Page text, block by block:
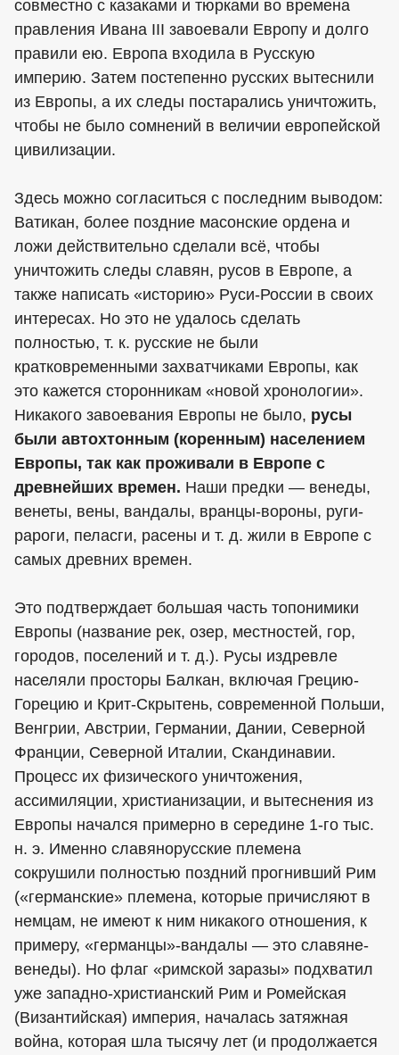
совместно с казаками и тюрками во времена
правления Ивана III завоевали Европу и долго
правили ею. Европа входила в Русскую
империю. Затем постепенно русских вытеснили
из Европы, а их следы постарались уничтожить,
чтобы не было сомнений в величии европейской
цивилизации.
Здесь можно согласиться с последним выводом:
Ватикан, более поздние масонские ордена и
ложи действительно сделали всё, чтобы
уничтожить следы славян, русов в Европе, а
также написать «историю» Руси-России в своих
интересах. Но это не удалось сделать
полностью, т. к. русские не были
кратковременными захватчиками Европы, как
это кажется сторонникам «новой хронологии».
Никакого завоевания Европы не было, русы
были автохтонным (коренным) населением
Европы, так как проживали в Европе с
древнейших времен. Наши предки — венеды,
венеты, вены, вандалы, вранцы-вороны, руги-
рароги, пеласги, расены и т. д. жили в Европе с
самых древних времен.
Это подтверждает большая часть топонимики
Европы (название рек, озер, местностей, гор,
городов, поселений и т. д.). Русы издревле
населяли просторы Балкан, включая Грецию-
Горецию и Крит-Скрытень, современной Польши,
Венгрии, Австрии, Германии, Дании, Северной
Франции, Северной Италии, Скандинавии.
Процесс их физического уничтожения,
ассимиляции, христианизации, и вытеснения из
Европы начался примерно в середине 1-го тыс.
н. э. Именно славянорусские племена
сокрушили полностью поздний прогнивший Рим
(«германские» племена, которые причисляют в
немцам, не имеют к ним никакого отношения, к
примеру, «германцы»-вандалы — это славяне-
венеды). Но флаг «римской заразы» подхватил
уже западно-христианский Рим и Ромейская
(Византийская) империя, началась затяжная
война, которая шла тысячу лет (и продолжается